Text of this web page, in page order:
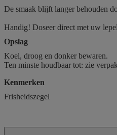
De smaak blijft langer behouden
Handig! Doseer direct met uw
Opslag
Koel, droog en donker bewaren.
Ten minste houdbaar tot: zie
Kenmerken
Frisheidszegel